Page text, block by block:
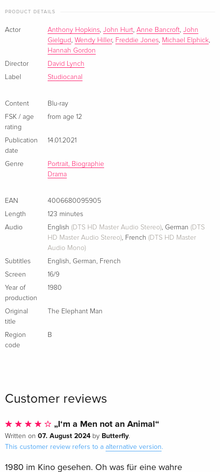
German
Arthaus
Sold out
Standard edition
German
Arthaus, Limited Edition, Restored, Steelbook,
German
Version inédite, b/w, Restored
French
40th Anniversary Edition, b/w, Limited
Blu-rays
Standard edition
Sold out
b/w, 4K Ultra HD + Blu-ray
Italian
Indimenticabili, b/w
Italian
4Kult, 4K Ultra HD + Blu-ray
Italian
geben. Nach anfänglicher Skepsis ist schliesslich auch das
dortige Personal einverstanden, als sich zeigt, dass in dem
„Elefantenmenschen“ ein sensibler und intelligenter
Charakter schlummert. Doch trotz der fruchtbaren
Bemühungen des Arztes, John Merrick in die Gesellschaft
menschlichen Grausamkeit.
Interview mit Standfotograf Frank Connor;
British Film Institute Q&A mit Produzent Jonathan Sanger;
PRODUCT DETAILS
Actor Anthony Hopkins, John Hurt, Anne Bancroft, John
Gielgud , Wendy Hiller, Freddie Jones, Michael Elphick,
Hannah Gordon
Director
David Lynch
Label
Studiocanal
Content
Blu-ray
FSK / age
rating
from age 12
Publication
date
14.01.2021
Genre
Portrait, Biographie
Drama
EAN
4006680095905
Length
123 minutes
Audio
English (DTS HD Master Audio Stereo), German (DTS
HD Master Audio Stereo), French (DTS HD Master
Audio Mono)
Subtitles
English, German, French
Screen
16/9
Year of
production
1980
Original
title
The Elephant Man
Region
code
B
Customer reviews
„I‘m a Men not an Animal“
Written on 07. August 2024 by Butterfly.
This customer review refers to a alternative version.
1980 im Kino gesehen. Oh was für eine wahre